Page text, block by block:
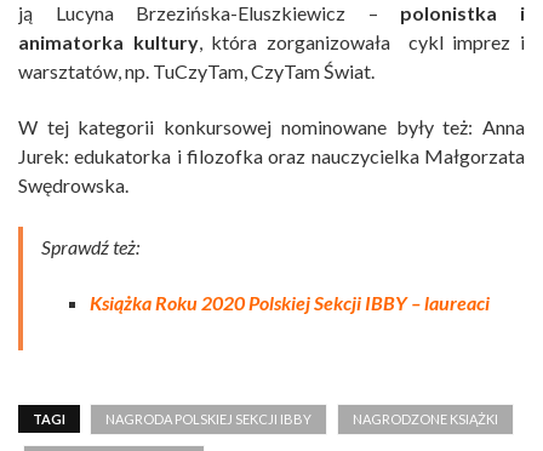
ją Lucyna Brzezińska-Eluszkiewicz – polonistka i
animatorka kultury, która zorganizowała cykl imprez i
warsztatów, np. TuCzyTam, CzyTam Świat.
W tej kategorii konkursowej nominowane były też: Anna
Jurek: edukatorka i filozofka oraz nauczycielka Małgorzata
Swędrowska.
Sprawdź też:
Książka Roku 2020 Polskiej Sekcji IBBY – laureaci
TAGI NAGRODA POLSKIEJ SEKCJI IBBY NAGRODZONE KSIĄŻKI